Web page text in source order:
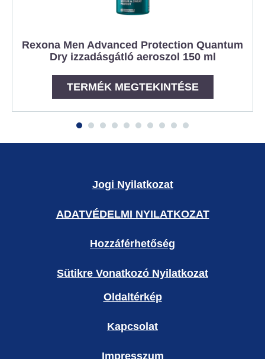
Rexona Men Advanced Protection Quantum
Dry izzadásgátló aeroszol 150 ml
TERMÉK MEGTEKINTÉSE
Jogi Nyilatkozat
ADATVÉDELMI NYILATKOZAT
Hozzáférhetőség
Sütikre Vonatkozó Nyilatkozat
Oldaltérkép
Kapcsolat
Impresszum